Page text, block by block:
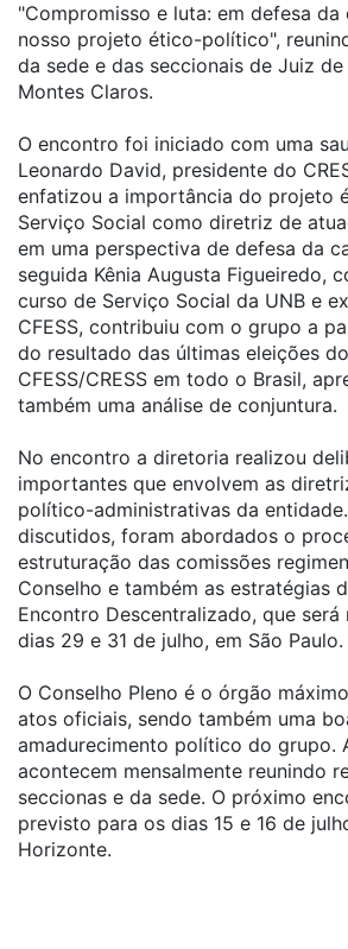
"Compromisso e luta: em defesa
nosso projeto ético-político",
da sede e das seccionais de Juiz
Montes Claros.
O encontro foi iniciado com uma
Leonardo David, presidente do
enfatizou a importância do projeto
Serviço Social como diretriz de
em uma perspectiva de defesa da
seguida Kênia Augusta Figueiredo,
curso de Serviço Social da UNB e
CFESS, contribuiu com o grupo a
do resultado das últimas eleições
CFESS/CRESS em todo o Brasil,
também uma análise de conjuntura.
No encontro a diretoria realizou
importantes que envolvem as
político-administrativas da
discutidos, foram abordados o
estruturação das comissões
Conselho e também as estratégias
Encontro Descentralizado, que
dias 29 e 31 de julho, em São Paulo.
O Conselho Pleno é o órgão
atos oficiais, sendo também uma
amadurecimento político do grupo.
acontecem mensalmente reunindo
seccionas e da sede. O próximo
previsto para os dias 15 e 16 de
Horizonte.